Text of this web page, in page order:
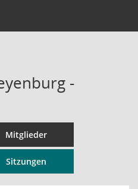
-
Mitglieder
Sitzungen